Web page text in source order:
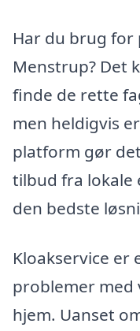
Har du brug for
Menstrup? Det
finde de rette
men heldigvis
platform gør
tilbud fra lokale
den bedste
Kloakservice er
problemer med
hjem. Uanset